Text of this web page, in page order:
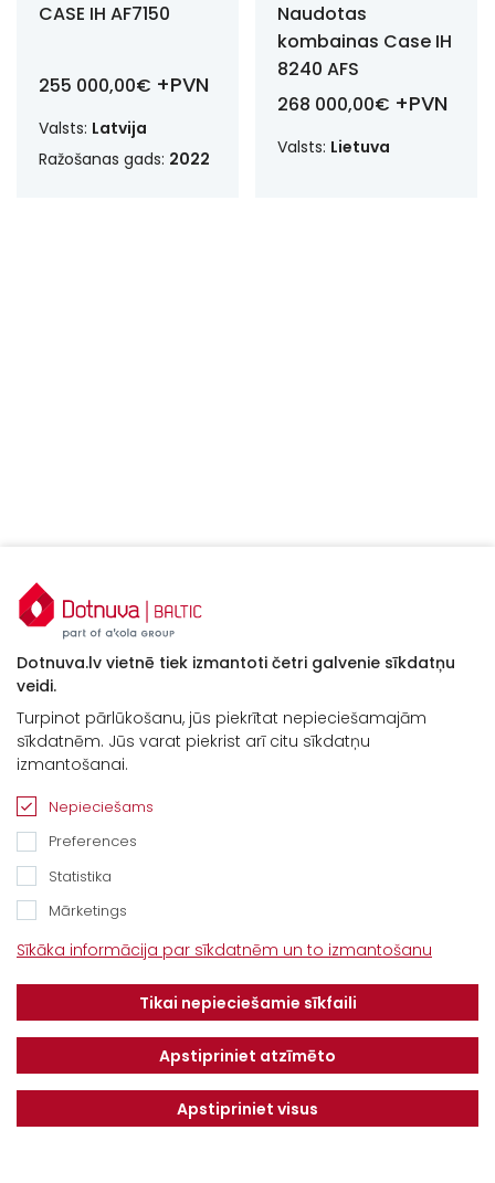
CASE IH AF7150
255 000,00€ +PVN
Valsts: Latvija
Ražošanas gads: 2022
Naudotas
kombainas Case IH
8240 AFS
268 000,00€ +PVN
Valsts: Lietuva
Kontakti
“Baltijas Ceļš”, Brankas, Cenu pagasts,
Jelgavas novads, LV-3043
Tel. +371 67913161
E-pasts:
info@dotnuvabaltic.lv
Kontakti
Vakances
Finansējums
Privātuma politika
MAKSĀJUMU KĀRTĪBA UN
NOTEIKUMI
Dotnuva.lv vietnē tiek izmantoti četri galvenie sīkdatņu
veidi.
Turpinot pārlūkošanu, jūs piekrītat nepieciešamajām
sīkdatnēm. Jūs varat piekrist arī citu sīkdatņu
izmantošanai.
Nepieciešams
Preferences
Statistika
Mārketings
Sīkāka informācija par sīkdatnēm un to izmantošanu
Tikai nepieciešamie sīkfaili
Apstipriniet atzīmēto
Apstipriniet visus